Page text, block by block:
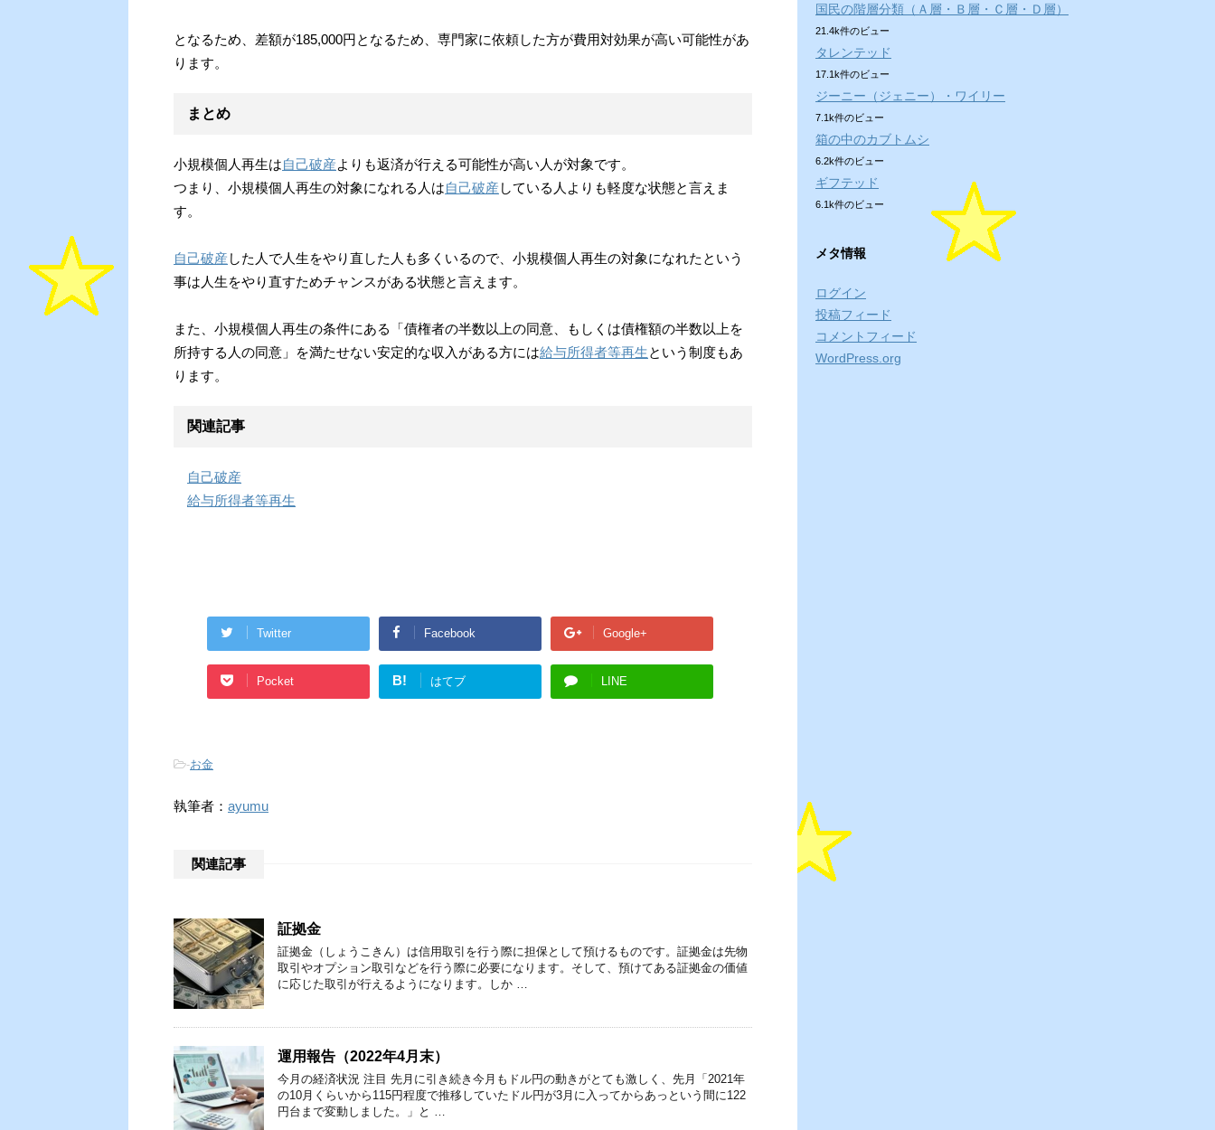
となるため、差額が185,000円となるため、専門家に依頼した方が費用対効果が高い可能性があ
ります。
まとめ
小規模個人再生は自己破産よりも返済が行える可能性が高い人が対象です。
つまり、小規模個人再生の対象になれる人は自己破産 している人よりも軽度な状態と言えま
す。
自己破産 した人で人生をやり直した人も多くいるので、小規模個人再生の対象になれたという
事は人生をやり直すためチャンスがある状態と言えます。
また、小規模個人再生の条件にある「債権者の半数以上の同意、もしくは債権額の半数以上を
所持する人の同意」を満たせない安定的な収入がある方には給与所得者等再生という制度もあ
ります。
関連記事
自己破産
給与所得者等再生
Twitter Facebook Google+
Pocket B! はてブ LINE
-お金
執筆者： ayumu
関連記事
証拠金
証拠金（しょうこきん）は信用取引を行う際に担保として預けるものです。証拠金は先物
取引やオプション取引などを行う際に必要になります。そして、預けてある証拠金の価値
に応じた取引が行えるようになります。しか …
運用報告（2022年4月末）
今月の経済状況 注目 先月に引き続き今月もドル円の動きがとても激しく、先月「2021年
の10月くらいから115円程度で推移していたドル円が3月に入ってからあっという間に122
円台まで変動しました。」と …
国民の階層分類（Ａ層・Ｂ層・Ｃ層・Ｄ層）
21.4k件のビュー
タレンテッド
17.1k件のビュー
ジーニー（ジェニー）・ワイリー
7.1k件のビュー
箱の中のカブトムシ
6.2k件のビュー
ギフテッド
6.1k件のビュー
メタ情報
ログイン
投稿フィード
コメントフィード
WordPress.org